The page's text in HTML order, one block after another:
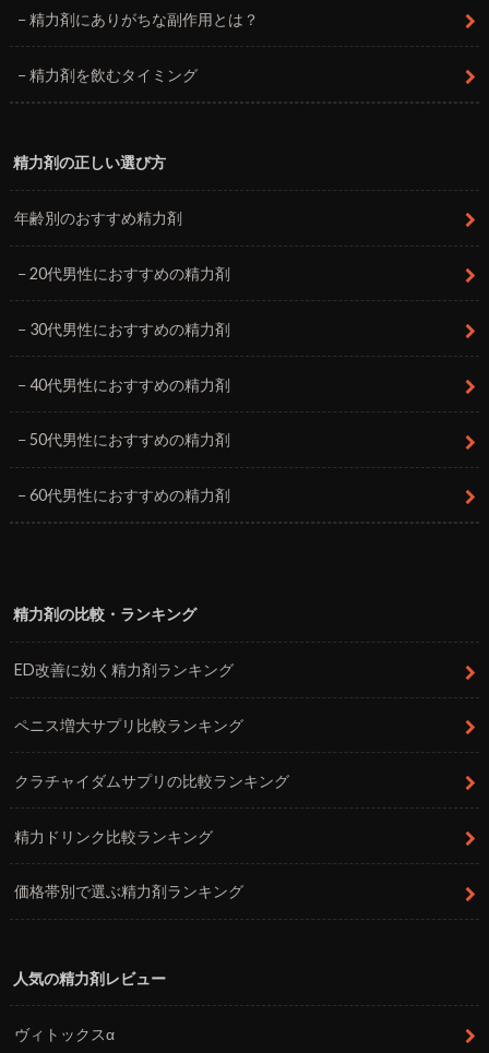
精力剤にありがちな副作用とは？
精力剤を飲むタイミング
精力剤の正しい選び方
年齢別のおすすめ精力剤
20代男性におすすめの精力剤
30代男性におすすめの精力剤
40代男性におすすめの精力剤
50代男性におすすめの精力剤
60代男性におすすめの精力剤
精力剤の比較・ランキング
ED改善に効く精力剤ランキング
ペニス増大サプリ比較ランキング
クラチャイダムサプリの比較ランキング
精力ドリンク比較ランキング
価格帯別で選ぶ精力剤ランキング
人気の精力剤レビュー
ヴィトックスα